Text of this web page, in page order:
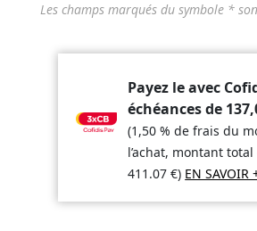
Les champs marqués du symbole *
Payez le avec
échéances de
(1,50 % de frais du
l’achat, montant total
411.07€) EN SAVOIR